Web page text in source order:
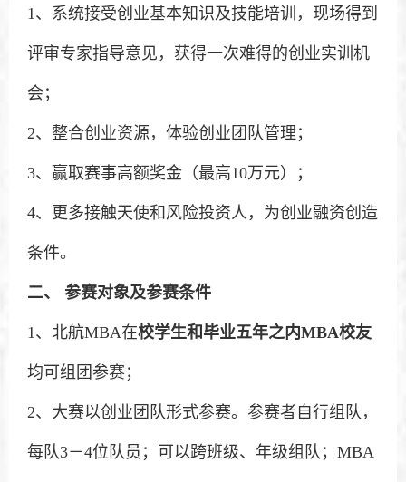
1、系统接受创业基本知识及技能培训，现场得到
评审专家指导意见，获得一次难得的创业实训机
会；
2、整合创业资源，体验创业团队管理；
3、赢取赛事高额奖金（最高10万元）；
4、更多接触天使和风险投资人，为创业融资创造
条件。
二、 参赛对象及参赛条件
1、北航MBA在校学生和毕业五年之内MBA校友
均可组团参赛；
2、大赛以创业团队形式参赛。参赛者自行组队，
每队3－4位队员；可以跨班级、年级组队；MBA